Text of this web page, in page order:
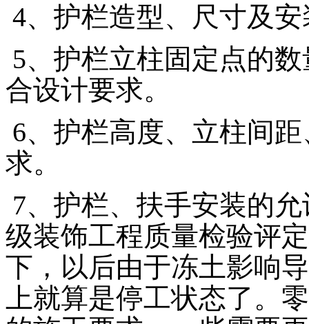
4、护栏造型、尺寸及
5、护栏立柱固定点的
合设计要求。
6、护栏高度、立柱间
求。
7、护栏、扶手安装的
级装饰工程质量检验评
下，以后由于冻土影响
上就算是停工状态了。